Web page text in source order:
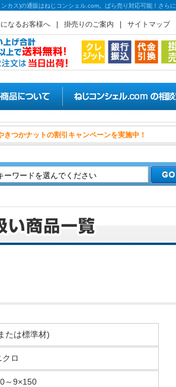
ンカス)の通販はねじコンシェル.com。ばら売り対応可能！さら
なるお客様へ 掛売りのご案内 サイトマップ
よりやきつかナッ
たは標準材)
クロ
～9×150